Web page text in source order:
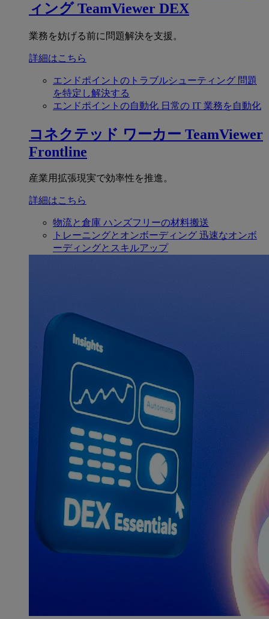
ィング TeamViewer DEX
業務を妨げる前に問題解決を支援。
詳細はこちら
エンドポイントのトラブルシューティング 問題
を特定し解決する
エンドポイントの自動化 日常の IT 業務を自動化
コネクテッド ワーカー TeamViewer
Frontline
産業用拡張現実で効率性を推進。
詳細はこちら
物流と倉庫 ハンズフリーの材料搬送
トレーニングとオンボーディング 迅速なオンボ
ーディングとスキルアップ